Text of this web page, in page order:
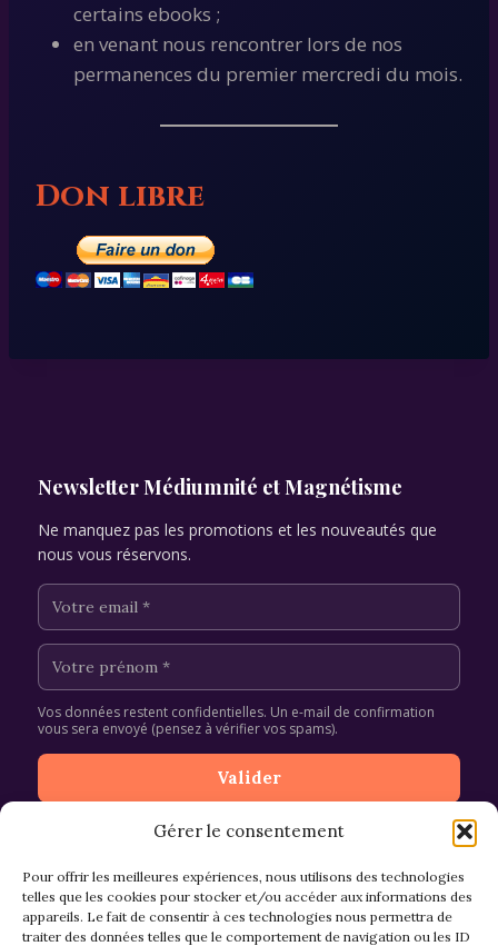
Gérer le consentement
Pour offrir les meilleures expériences, nous utilisons des technologies
telles que les cookies pour stocker et/ou accéder aux informations des
appareils. Le fait de consentir à ces technologies nous permettra de
traiter des données telles que le comportement de navigation ou les ID
certains ebooks ;
en venant nous rencontrer lors de nos
permanences du premier mercredi du mois.
Don libre
Newsletter Médiumnité et Magnétisme
Ne manquez pas les promotions et les nouveautés que
nous vous réservons.
Vos données restent confidentielles. Un e-mail de confirmation
vous sera envoyé (pensez à vérifier vos spams).
CGV et Retours